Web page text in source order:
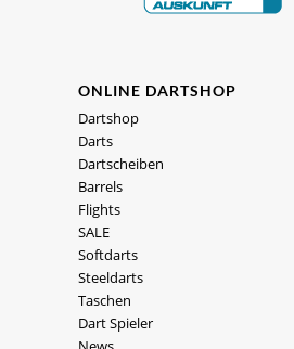
ONLINE DARTSHOP
Dartshop
Darts
Dartscheiben
Barrels
Flights
SALE
Softdarts
Steeldarts
Taschen
Dart Spieler